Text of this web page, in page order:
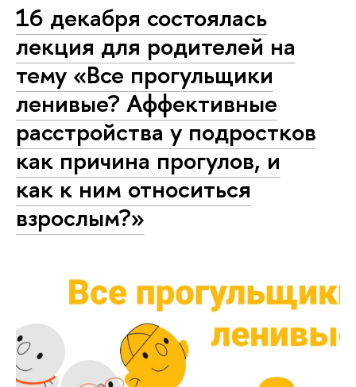
16 декабря состоялась
лекция для родителей на
тему «Все прогульщики
ленивые? Аффективные
расстройства у подростков
как причина прогулов, и
как к ним относиться
взрослым?»